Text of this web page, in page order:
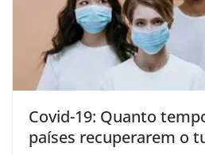
Covid-19: Quanto
países recuperarem o